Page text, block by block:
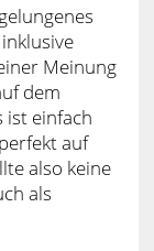
Meinung
dem
ist einfach
auf
also keine
als